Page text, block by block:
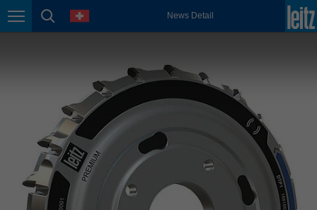
Seitennavigation
Seitensuche
Sprache News Detail
México
Nederland
nederlands
Österreich
deutsch
Polska
polski
Portugal